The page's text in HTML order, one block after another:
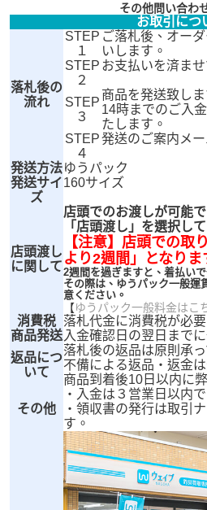
その他問い合わ
お取引につ
落札後の
流れ
STEP
１
ご落札後、オー
いします。
STEP
２
お支払いを済ま
STEP
３
商品を発送致しま
14時までのご入
たします。
STEP
４
発送のご案内メ
発送方法 ゆうパック
発送サイ
ズ
160サイズ
店頭渡し
に関して
店頭でのお渡しが可能
「店頭渡し」を選択し
【注意】店頭での取
より2週間」となりま
2週間を過ぎますと、着払い
その際は、ゆうパック一般運
意ください。
【ゆうパック一般料金はこ
消費税
落札代金に消費税が必
商品発送 入金確認日の翌日まで
返品につ
いて
落札後の返品は原則承
不備による返品・返金
商品到着後10日以内に
その他
・入金は３営業日以内
・領収書の発行は取引
す。